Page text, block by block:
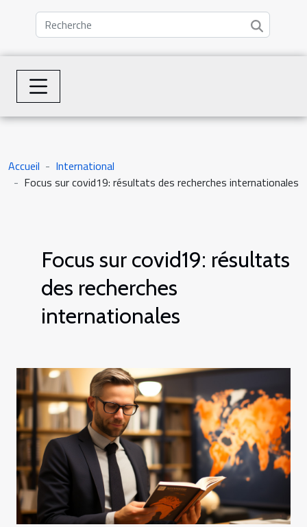
Accueil
International
Focus sur covid19: résultats des recherches internationales
Focus sur covid19: résultats
des recherches
internationales